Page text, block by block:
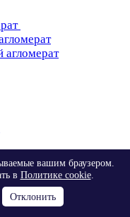
Glue
Optimum Glue
вашим браузером.
в Политике cookie.
Отклонить